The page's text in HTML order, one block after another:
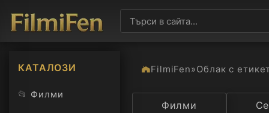
КАТАЛОЗИ
📂 Филми
FilmiFen»Облак с
Категория
Филми